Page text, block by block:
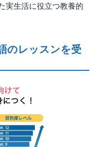
実生活に役立つ教養的
のレッスンを受